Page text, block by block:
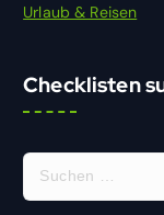
Urlaub & Reisen
Checklisten
S